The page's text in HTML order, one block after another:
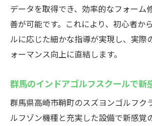
データを取得でき、効率的なフォーム
善が可能です。これにより、初心者か
ルに応じた細かな指導が実現し、実際
ォーマンス向上に直結します。
群馬のインドアゴルフスクールで新
群馬県高崎市鞘町のスズヨンゴルフク
ルフゾン機種と充実した設備で新感覚